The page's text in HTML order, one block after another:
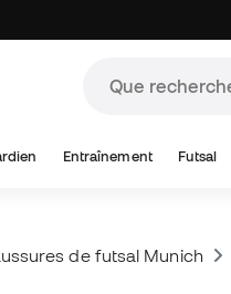
Entraînement Futsal
de futsal Munich